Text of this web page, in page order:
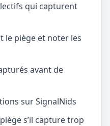
qui capturent
le piège et noter les
avant de
sur SignalNids
s’il capture trop